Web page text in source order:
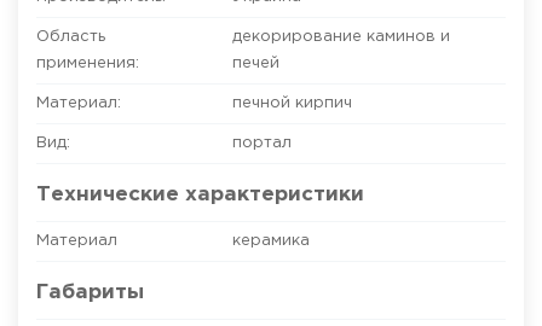
Область
применения:
декорирование каминов и
печей
Материал: печной кирпич
Вид: портал
Технические характеристики
Материал керамика
Габариты